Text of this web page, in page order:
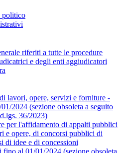
politico
riferiti a tutte le procedure
e degli enti aggiudicatori
lavori, opere, servizi e forniture -
2024 (sezione obsoleta a seguito
36/2023)
per l'affidamento di appalti pubblici
e opere, di concorsi pubblici di
di idee e di concessioni
al 01/01/2024 (sezione obsoleta